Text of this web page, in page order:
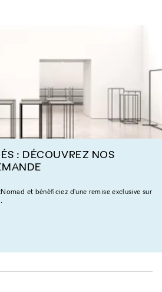
: DÉCOUVREZ NOS
et bénéficiez d'une remise exclusive sur